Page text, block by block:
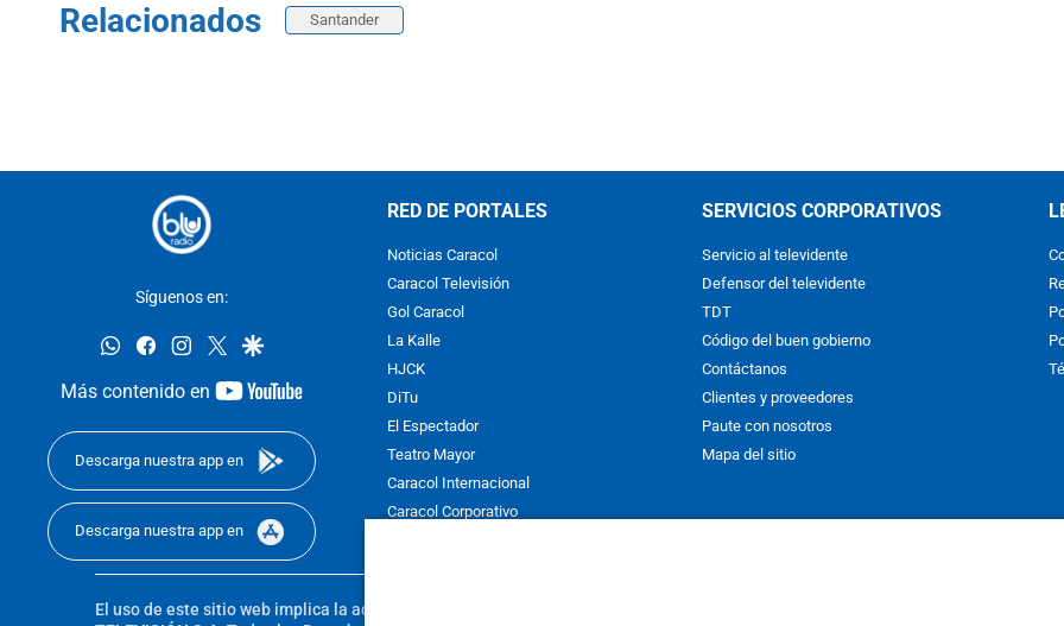
Relacionados Santander
Síguenos en:
whatsappfacebookinstagram
twittergoogle
Más contenido en
youtube-
Descarga nuestra app en
Descarga nuestra app en
RED DE PORTALES
Noticias Caracol
Caracol Televisión
Gol Caracol
La Kalle
HJCK
DiTu
El Espectador
Teatro Mayor
Caracol Internacional
Caracol Corporativo
SERVICIOS CORPORATIVOS
Servicio al televidente
Defensor del televidente
TDT
Código del buen gobierno
Contáctanos
Clientes y proveedores
Paute con nosotros
Mapa del sitio
El uso de este sitio web implica la aceptación de los